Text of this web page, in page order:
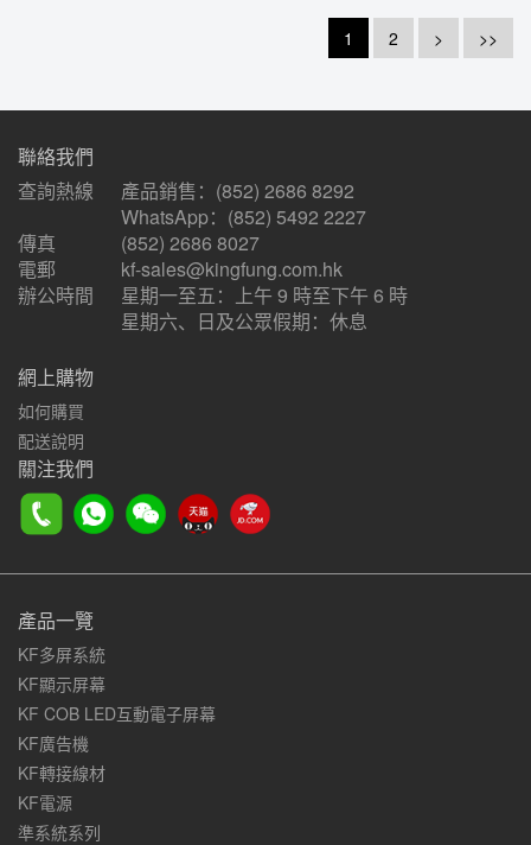
1 2 > >>
聯絡我們
查詢熱線
產品銷售： (852) 2686 8292
WhatsApp：(852) 5492 2227
傳真
(852) 2686 8027
電郵
kf-sales@kingfung.com.hk
辦公時間
星期一至五：上午 9 時至下午 6 時
星期六、日及公眾假期：休息
網上購物
如何購買
配送說明
關注我們
產品一覽
KF多屏系統
KF顯示屏幕
KF COB LED互動電子屏幕
KF廣告機
KF轉接線材
KF電源
準系統系列